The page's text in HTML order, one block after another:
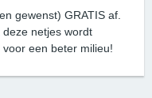
gewenst) GRATIS af.
netjes wordt
een beter milieu!